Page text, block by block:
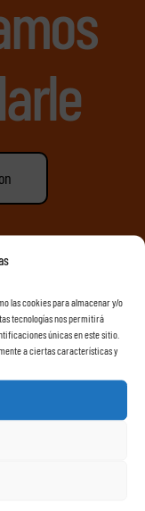
las cookies para almacenar y/o
tecnologías nos permitirá
únicas en este sitio.
a ciertas características y